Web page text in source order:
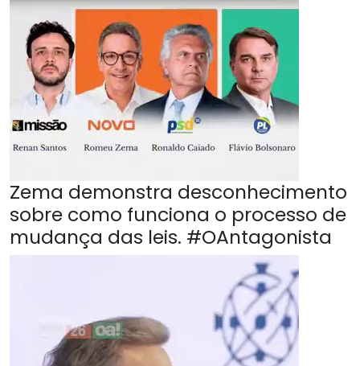
Zema demonstra desconhecimento
sobre como funciona o processo de
mudança das leis. #OAntagonista